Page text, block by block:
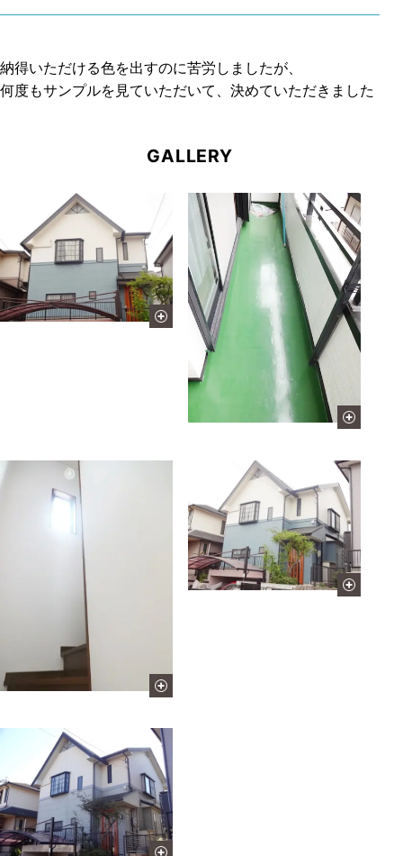
納得いただける色を出すのに苦労しましたが、
何度もサンプルを見ていただいて、決めていただきました
GALLERY